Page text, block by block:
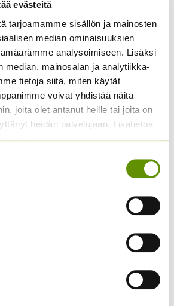
evästeitä
tarjoamamme sisällön ja mainosten
median ominaisuuksien
analysoimiseen. Lisäksi
median, mainosalan ja analytiikka-
tietoja siitä, miten käytät
voivat yhdistää näitä
joita olet antanut heille tai joita on
heidän palvelujaan. Lisätietoa
€
€
Wonder
Sisältää arvonlisäveron